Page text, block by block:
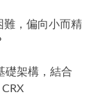
難，偏向小而精
礎架構，結合